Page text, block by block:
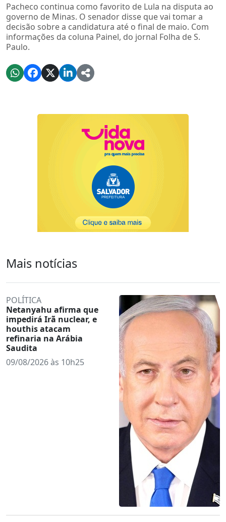
Pacheco continua como favorito de Lula na disputa ao
governo de Minas. O senador disse que vai tomar a
decisão sobre a candidatura até o final de maio. Com
informações da coluna Painel, do jornal Folha de S.
Paulo.
Mais notícias
POLÍTICA
Netanyahu afirma que
impedirá Irã nuclear, e
houthis atacam
refinaria na Arábia
Saudita
09/08/2026 às 10h25